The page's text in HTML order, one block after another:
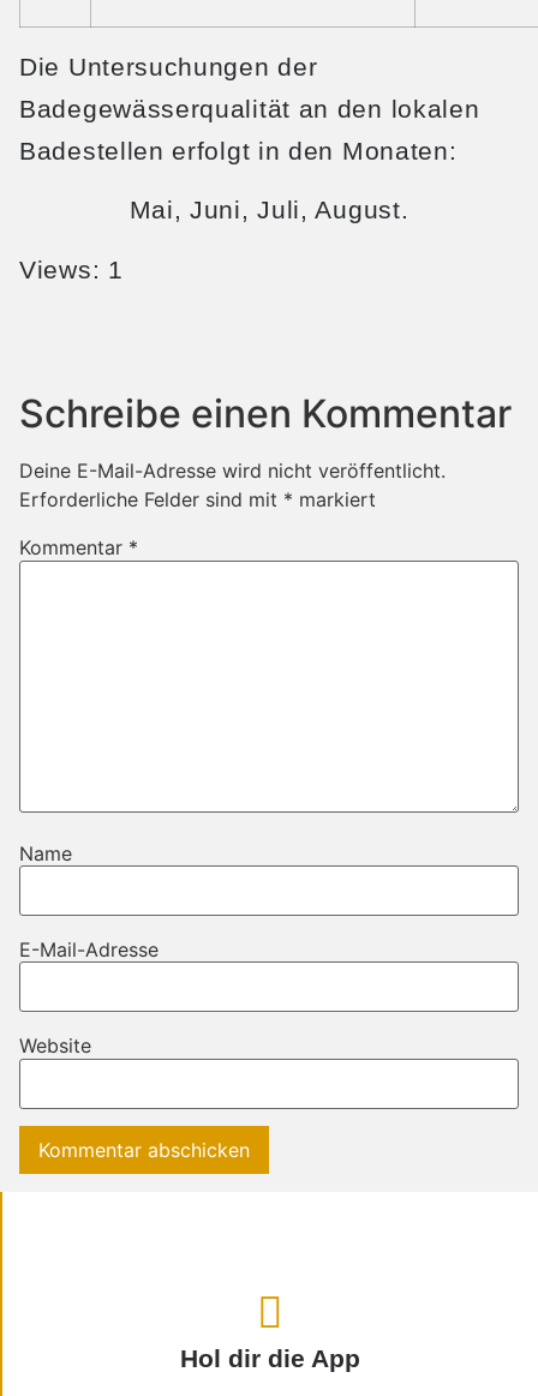
Die Untersuchungen der
Badegewässerqualität an den lokalen
Badestellen erfolgt in den Monaten:
Mai, Juni, Juli, August.
Views: 1
Schreibe einen Kommentar
Deine E-Mail-Adresse wird nicht veröffentlicht.
Erforderliche Felder sind mit * markiert
Kommentar *
Name
E-Mail-Adresse
Website
Hol dir die App